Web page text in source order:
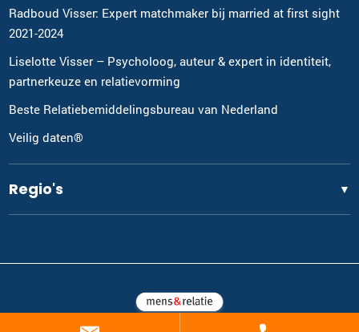
Radboud Visser: Expert matchmaker bij married at first sight
2021-2024
Liselotte Visser – Psycholoog, auteur & expert in identiteit,
partnerkeuze en relatievorming
Beste Relatiebemiddelingsbureau van Nederland
Veilig daten®
Regio's ▼